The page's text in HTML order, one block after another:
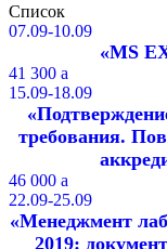
Список
07.09-10.09
«MS
41 300 a
15.09-18.09
требования.
46 000 a
22.09-25.09
«Менеджмент
2019: